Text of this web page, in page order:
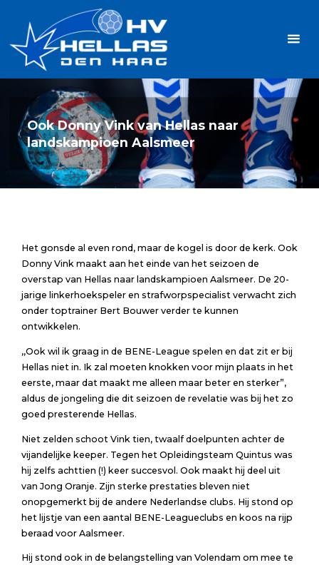
inhoud
Ook Donny Vink van Hellas naar
landskampioen Aalsmeer
Het gonsde al even rond, maar de kogel is door de kerk. Ook
Donny Vink maakt aan het einde van het seizoen de
overstap van Hellas naar landskampioen Aalsmeer. De 20-
jarige linkerhoekspeler en strafworpspecialist verwacht zich
onder toptrainer Bert Bouwer verder te kunnen
ontwikkelen.
,,Ook wil ik graag in de BENE-League spelen en dat zit er bij
Hellas niet in. Ik zal moeten knokken voor mijn plaats in het
eerste, maar dat maakt me alleen maar beter en sterker”,
aldus de jongeling die dit seizoen de revelatie was bij het zo
goed presterende Hellas.
Niet zelden schoot Vink tien, twaalf doelpunten achter de
vijandelijke keeper. Tegen het Opleidingsteam Quintus was
hij zelfs achttien (!) keer succesvol. Ook maakt hij deel uit
van Jong Oranje. Zijn sterke prestaties bleven niet
onopgemerkt bij de andere Nederlandse clubs. Hij stond op
het lijstje van een aantal BENE-Leagueclubs en koos na rijp
beraad voor Aalsmeer.
Hij stond ook in de belangstelling van Volendam om mee te